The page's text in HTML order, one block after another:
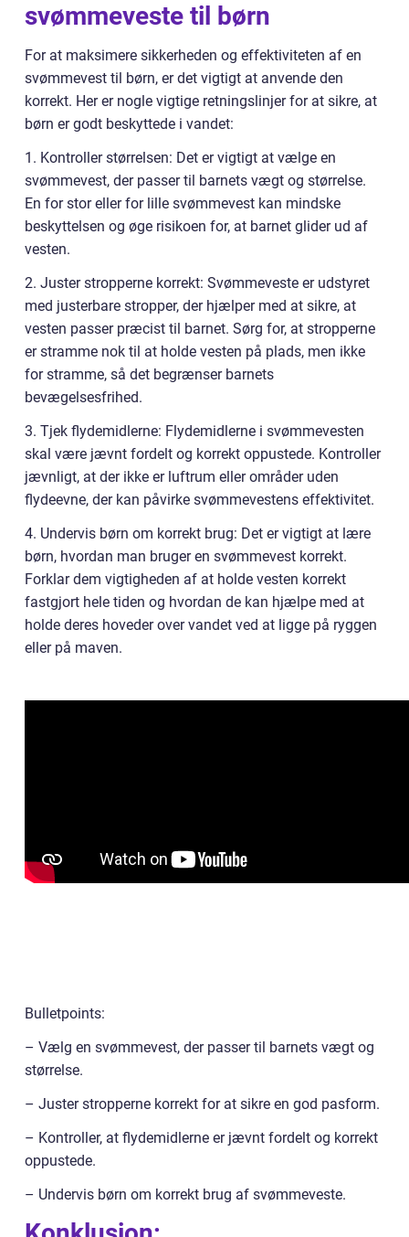
svømmeveste til børn
For at maksimere sikkerheden og effektiviteten af en
svømmevest til børn, er det vigtigt at anvende den
korrekt. Her er nogle vigtige retningslinjer for at sikre, at
børn er godt beskyttede i vandet:
1. Kontroller størrelsen: Det er vigtigt at vælge en
svømmevest, der passer til barnets vægt og størrelse.
En for stor eller for lille svømmevest kan mindske
beskyttelsen og øge risikoen for, at barnet glider ud af
vesten.
2. Juster stropperne korrekt: Svømmeveste er udstyret
med justerbare stropper, der hjælper med at sikre, at
vesten passer præcist til barnet. Sørg for, at stropperne
er stramme nok til at holde vesten på plads, men ikke
for stramme, så det begrænser barnets
bevægelsesfrihed.
3. Tjek flydemidlerne: Flydemidlerne i svømmevesten
skal være jævnt fordelt og korrekt oppustede. Kontroller
jævnligt, at der ikke er luftrum eller områder uden
flydeevne, der kan påvirke svømmevestens effektivitet.
4. Undervis børn om korrekt brug: Det er vigtigt at lære
børn, hvordan man bruger en svømmevest korrekt.
Forklar dem vigtigheden af at holde vesten korrekt
fastgjort hele tiden og hvordan de kan hjælpe med at
holde deres hoveder over vandet ved at ligge på ryggen
eller på maven.
Bulletpoints:
– Vælg en svømmevest, der passer til barnets vægt og
størrelse.
– Juster stropperne korrekt for at sikre en god pasform.
– Kontroller, at flydemidlerne er jævnt fordelt og korrekt
oppustede.
– Undervis børn om korrekt brug af svømmeveste.